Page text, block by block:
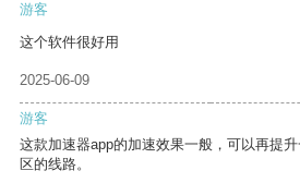
游客
这个软件很好用
2025-06-09
游客
这款加速器app的加速效果一般，可以再提
区的线路。